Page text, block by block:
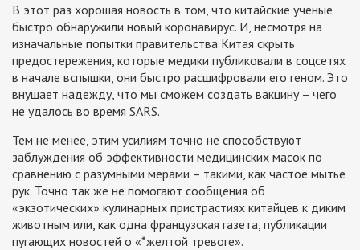
В этот раз хорошая новость в том, что китайские ученые
быстро обнаружили новый коронавирус. И, несмотря на
изначальные попытки правительства Китая скрыть
предостережения, которые медики публиковали в соцсетях
в начале вспышки, они быстро расшифровали его геном. Это
внушает надежду, что мы сможем создать вакцину – чего
не удалось во время SARS.
Тем не менее, этим усилиям точно не способствуют
заблуждения об эффективности медицинских масок по
сравнению с разумными мерами – такими, как частое мытье
рук. Точно так же не помогают сообщения об
«экзотических» кулинарных пристрастиях китайцев к диким
животным или, как одна французская газета, публикации
пугающих новостей о «*желтой тревоге».